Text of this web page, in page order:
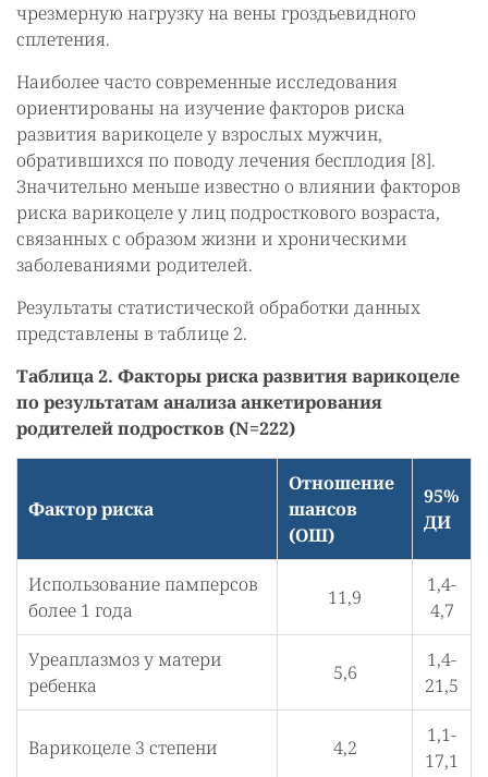
чрезмерную нагрузку на вены гроздьевидного
сплетения.
Наиболее часто современные исследования
ориентированы на изучение факторов риска
развития варикоцеле у взрослых мужчин,
обратившихся по поводу лечения бесплодия [8].
Значительно меньше известно о влиянии факторов
риска варикоцеле у лиц подросткового возраста,
связанных с образом жизни и хроническими
заболеваниями родителей.
Результаты статистической обработки данных
представлены в таблице 2.
Таблица 2. Факторы риска развития варикоцеле
по результатам анализа анкетирования
родителей подростков (N=222)
Фактор риска
Отношение
шансов
(ОШ)
95%
ДИ
Использование памперсов
более 1 года
11,9
1,4-
4,7
Уреаплазмоз у матери
ребенка
5,6
1,4-
21,5
Варикоцеле 3 степени 4,2
1,1-
17,1